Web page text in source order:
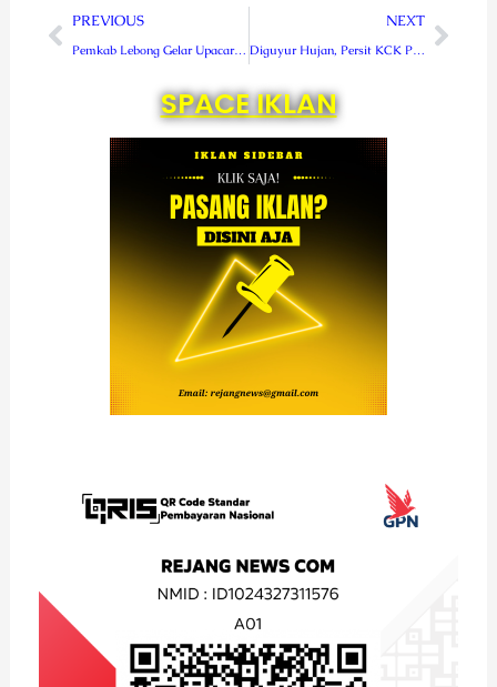
Prev
PREVIOUS
Pemkab Lebong Gelar Upacara Peringatan HUT KemRI Ke 77
NEXT
Diguyur Hujan, Persit KCK PD XVIII/Kasuari Tetap Semangat Ikuti Lomba Meriahkan HUT KemRI Ke-77
Next
SPACE IKLAN